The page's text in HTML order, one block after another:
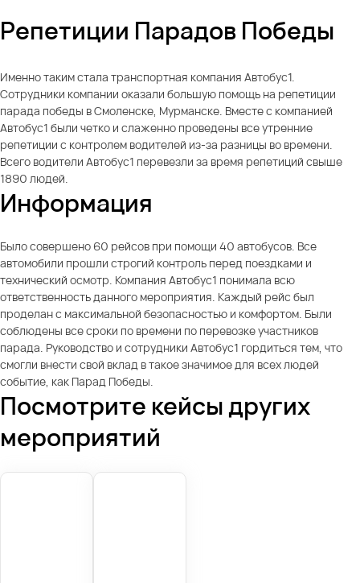
Репетиции Парадов Победы
Именно таким стала транспортная компания Автобус1.
Сотрудники компании оказали большую помощь на репетиции
парада победы в Смоленске, Мурманске. Вместе с компанией
Автобус1 были четко и слаженно проведены все утренние
репетиции с контролем водителей из-за разницы во времени.
Всего водители Автобус1 перевезли за время репетиций свыше
1890 людей.
Информация
Было совершено 60 рейсов при помощи 40 автобусов. Все
автомобили прошли строгий контроль перед поездками и
технический осмотр. Компания Автобус1 понимала всю
ответственность данного мероприятия. Каждый рейс был
проделан с максимальной безопасностью и комфортом. Были
соблюдены все сроки по времени по перевозке участников
парада. Руководство и сотрудники Автобус1 гордиться тем, что
смогли внести свой вклад в такое значимое для всех людей
событие, как Парад Победы.
Посмотрите кейсы других
мероприятий